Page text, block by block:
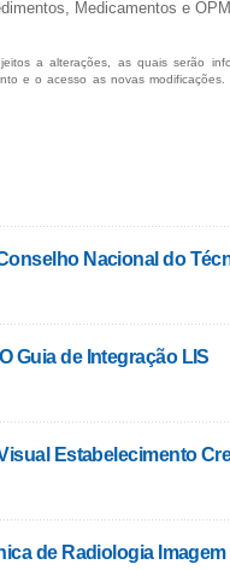
Medicamentos e
a alterações, as quais serão
e o acesso as novas
Nacional do
Guia de Integração LIS
Estabelecimento
de Radiologia